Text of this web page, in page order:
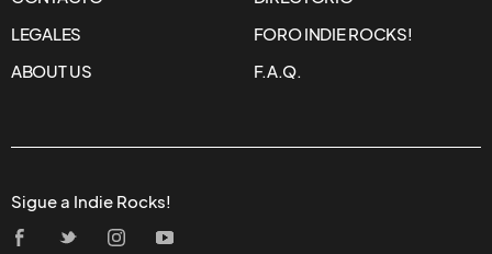
LEGALES
FORO INDIE ROCKS!
ABOUT US
F.A.Q.
Sigue a Indie Rocks!